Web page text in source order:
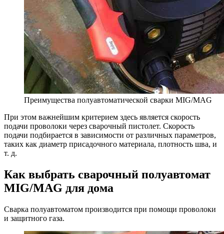
Преимущества полуавтоматической сварки MIG/MAG
При этом важнейшим критерием здесь является скорость
подачи проволоки через сварочный пистолет. Скорость
подачи подбирается в зависимости от различных параметров,
таких как диаметр присадочного материала, плотность шва, и
т. д.
Как выбрать сварочный полуавтомат
MIG/MAG для дома
Сварка полуавтоматом производится при помощи проволоки
и защитного газа.